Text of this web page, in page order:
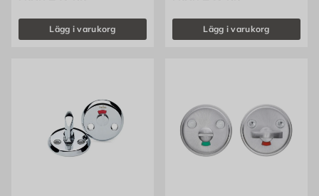
Lägg i varukorg Lägg i varukorg